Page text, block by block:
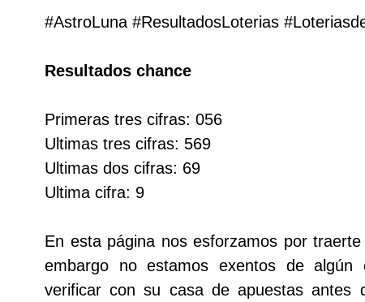
Astro Sol
Astro Luna
Cafeterito Tarde
Cafeterito Noche
Caribeña Noche
#AstroLuna #ResultadosLoterias
Resultados chance
Primeras tres cifras: 056
Ultimas tres cifras: 569
Ultimas dos cifras: 69
Ultima cifra: 9
En esta página nos esforzamos por
embargo no estamos exentos de
verificar con su casa de apuestas